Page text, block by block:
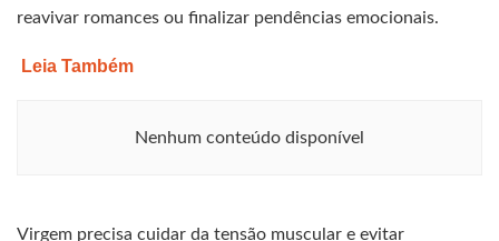
reavivar romances ou finalizar pendências emocionais.
Leia Também
Nenhum conteúdo disponível
Virgem precisa cuidar da tensão muscular e evitar